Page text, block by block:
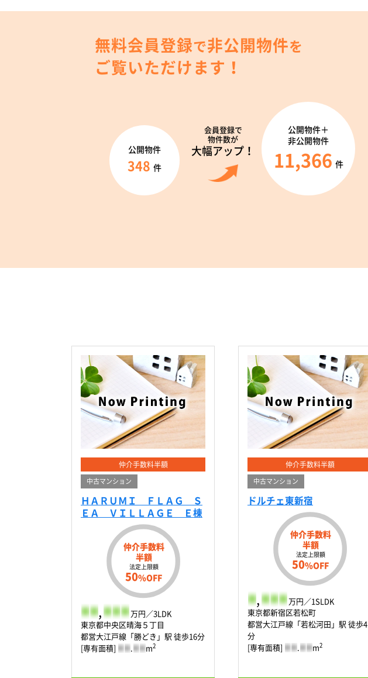
無料会員登録で非公開物件を
ご覧いただけます！
会員登録で
物件数が
大幅アップ！
公開物件
348 件
公開物件＋
非公開物件
11,366 件
仲介手数料半額
中古マンション
ＨＡＲＵＭＩ ＦＬＡＧ Ｓ
ＥＡ ＶＩＬＬＡＧＥ Ｅ棟
仲介手数料
半額
法定上限額
50%OFF
- - ,- - - 万円／3LDK
東京都中央区晴海５丁目
都営大江戸線「勝どき」駅 徒歩16分
[専有面積] - - .- - m2
仲介手数料半額
中古マンション
ドルチェ東新宿
仲介手数料
半額
法定上限額
50%OFF
- ,- - - 万円／1SLDK
東京都新宿区若松町
都営大江戸線「若松河田」駅 徒歩4
分
[専有面積] - - .- - m2